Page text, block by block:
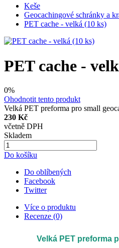
Keše
Geocachingové schránky a
PET cache - velká (10 ks)
PET cache -
0%
Ohodnotit tento produkt
Velká PET preforma pro small
230 Kč
včetně DPH
Skladem
Do košíku
Do oblíbených
Facebook
Twitter
Více o produktu
Recenze (0)
Velká PET preforma